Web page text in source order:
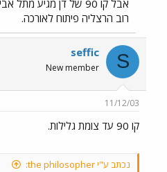
אבל קו 90 של דן מגיע
רוב הרצליה פיתוח לאורכה.
S
seffic
New member
11/12/03
קו 90 עד צומת גלילות.
נכתב ע"י the philosopher: